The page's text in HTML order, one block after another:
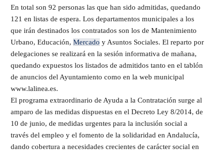
En total son 92 personas las que han sido admitidas, quedando
121 en listas de espera. Los departamentos municipales a los
que irán destinados los contratados son los de Mantenimiento
Urbano, Educación, Mercado y Asuntos Sociales. El reparto por
delegaciones se realizará en la sesión informativa de mañana,
quedando expuestos los listados de admitidos tanto en el tablón
de anuncios del Ayuntamiento como en la web municipal
www.lalinea.es.
El programa extraordinario de Ayuda a la Contratación surge al
amparo de las medidas dispuestas en el Decreto Ley 8/2014, de
10 de junio, de medidas urgentes para la inclusión social a
través del empleo y el fomento de la solidaridad en Andalucía,
dando cobertura a necesidades crecientes de carácter social en